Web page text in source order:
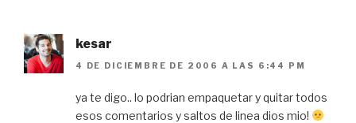
kesar
4 DE DICIEMBRE DE 2006 A LAS 6:44 PM
ya te digo.. lo podrian empaquetar y quitar todos
esos comentarios y saltos de linea dios mio!